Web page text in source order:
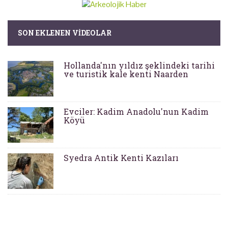
SON EKLENEN VIDEOLAR
Hollanda'nın yıldız şeklindeki tarihi
ve turistik kale kenti Naarden
Evciler: Kadim Anadolu'nun Kadim
Köyü
Syedra Antik Kenti Kazıları